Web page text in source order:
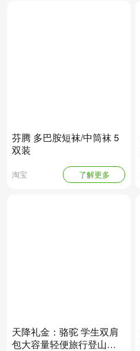
芬腾 多巴胺短袜/中筒袜 5
双装
淘宝 了解更多
天降礼金：骆驼 学生双肩
包大容量轻便旅行登山包